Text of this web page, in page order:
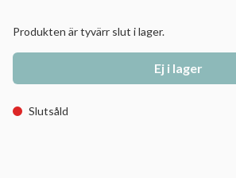
Produkten är tyvärr slut i lager.
Ej i lager
Slutsåld